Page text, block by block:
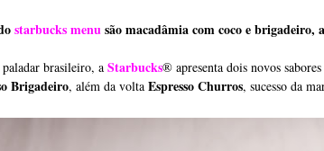
starbucks menusão macadâmia com coco e brigadeiro,
paladar brasileiro, a Starbucks® apresenta dois novos
Brigadeiro, além da volta Espresso Churros, sucesso da